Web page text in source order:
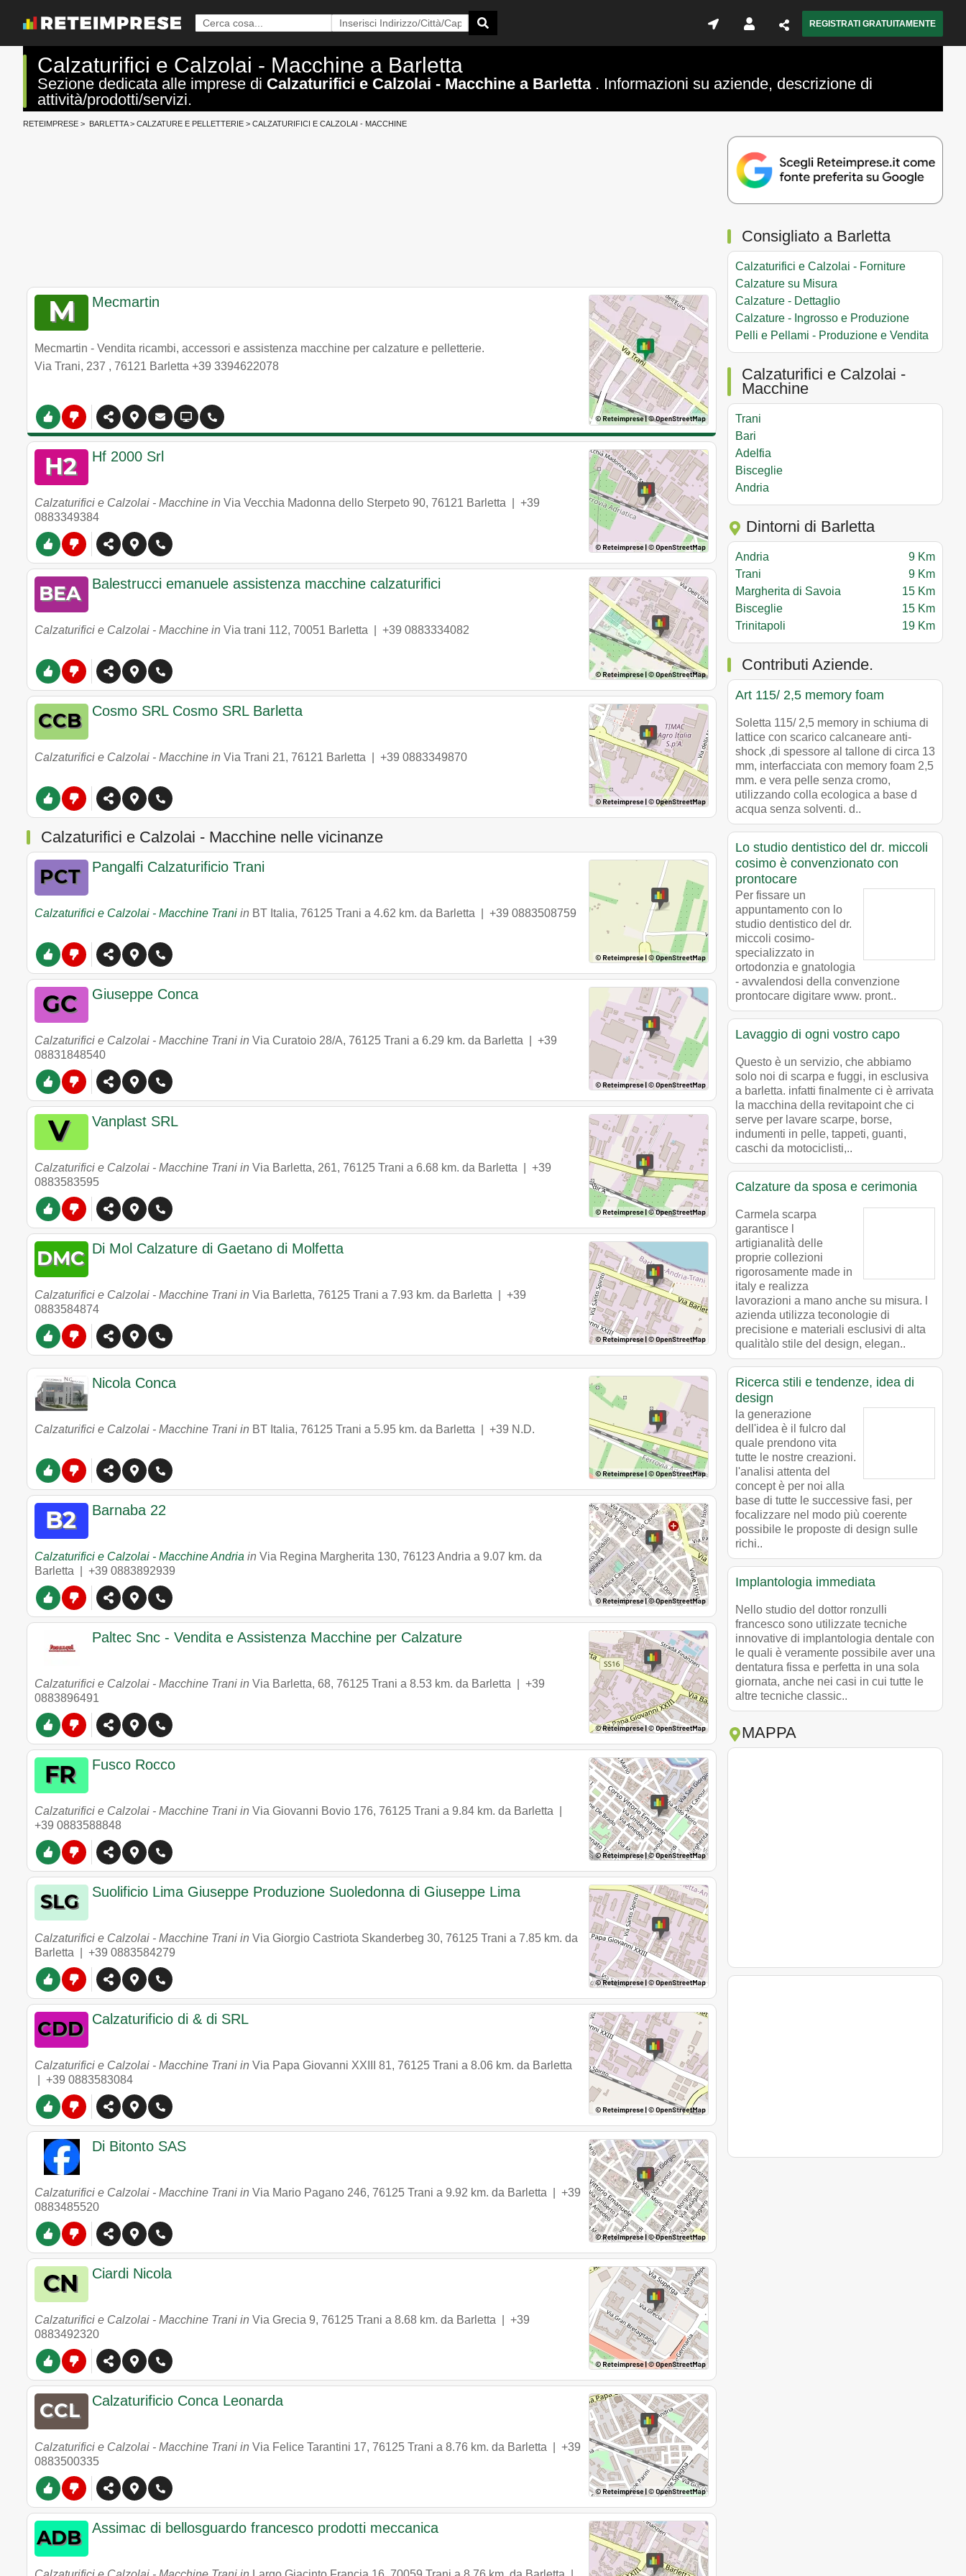
REGISTRATI GRATUITAMENTE
Calzaturifici e Calzolai - Macchine a Barletta
Sezione dedicata alle imprese di Calzaturifici e Calzolai - Macchine a Barletta. Informazioni su aziende, descrizione di
attività/prodotti/servizi.
RETEIMPRESE > BARLETTA> CALZATURE E PELLETTERIE > CALZATURIFICI E CALZOLAI - MACCHINE
Mecmartin
Mecmartin - Vendita ricambi, accessori e assistenza macchine per calzature e pelletterie.
Via Trani, 237 , 76121 Barletta +39 3394622078
Hf 2000 Srl
Calzaturifici e Calzolai - Macchine in Via Vecchia Madonna dello Sterpeto 90, 76121 Barletta
+39
0883349384
Balestrucci emanuele assistenza macchine calzaturifici
Calzaturifici e Calzolai - Macchine in Via trani 112, 70051 Barletta +39 0883334082
Cosmo SRL Cosmo SRL Barletta
Calzaturifici e Calzolai - Macchine in Via Trani 21, 76121 Barletta +39 0883349870
Calzaturifici e Calzolai - Macchine nelle vicinanze
Pangalfi Calzaturificio Trani
Calzaturifici e Calzolai - Macchine Trani in BT Italia, 76125 Trani a 4.62 km. da Barletta | +39 0883508759
Giuseppe Conca
Calzaturifici e Calzolai - Macchine Trani in Via Curatoio 28/A, 76125 Trani a 6.29 km. da Barletta | +39
08831848540
Vanplast SRL
Calzaturifici e Calzolai - Macchine Trani in Via Barletta, 261, 76125 Trani a 6.68 km. da Barletta | +39
0883583595
Di Mol Calzature di Gaetano di Molfetta
Calzaturifici e Calzolai - Macchine Trani in Via Barletta, 76125 Trani a 7.93 km. da Barletta | +39
0883584874
Nicola Conca
Calzaturifici e Calzolai - Macchine Trani in BT Italia, 76125 Trani a 5.95 km. da Barletta | +39 N.D.
Barnaba 22
Calzaturifici e Calzolai - Macchine Andria in Via Regina Margherita 130, 76123Andria a 9.07 km. da
Barletta | +39 0883892939
Paltec Snc - Vendita e Assistenza Macchine per Calzature
Calzaturifici e Calzolai - Macchine Trani in Via Barletta, 68, 76125 Trani a 8.53 km. da Barletta | +39
0883896491
Fusco Rocco
Calzaturifici e Calzolai - Macchine Trani in Via Giovanni Bovio 176, 76125 Trani a 9.84 km. da Barletta |
+39 0883588848
Suolificio Lima Giuseppe Produzione Suoledonna di Giuseppe Lima
Calzaturifici e Calzolai - Macchine Trani in Via Giorgio Castriota Skanderbeg 30, 76125 Trani a 7.85 km. da
Barletta | +39 0883584279
Calzaturificio di & di SRL
Calzaturifici e Calzolai - Macchine Trani in Via Papa Giovanni XXIII 81, 76125 Trani a 8.06 km. da Barletta
+39 0883583084
Di Bitonto SAS
Calzaturifici e Calzolai - Macchine Trani in Via Mario Pagano 246, 76125 Trani a 9.92 km. da Barletta | +39
0883485520
Ciardi Nicola
Calzaturifici e Calzolai - Macchine Trani in Via Grecia 9, 76125 Trani a 8.68 km. da Barletta | +39
0883492320
Calzaturificio Conca Leonarda
Calzaturifici e Calzolai - Macchine Trani in Via Felice Tarantini 17, 76125 Trani a 8.76 km. da Barletta | +39
0883500335
Assimac di bellosguardo francesco prodotti meccanica
Consigliato a Barletta
Calzaturifici e Calzolai - Forniture
Calzature su Misura
Calzature - Dettaglio
Calzature - Ingrosso e Produzione
Pelli e Pellami - Produzione e Vendita
Calzaturifici e Calzolai -
Macchine
Trani
Bari
Adelfia
Bisceglie
Andria
Dintorni di Barletta
Andria
9 Km
Trani
9 Km
Margherita di Savoia
15 Km
Bisceglie
15 Km
Trinitapoli
19 Km
Contributi Aziende.
Art 115/ 2,5 memory foam
Soletta 115/ 2,5 memory in schiuma di
lattice con scarico calcaneare anti-
shock ,di spessore al tallone di circa 13
mm, interfacciata con memory foam 2,5
mm. e vera pelle senza cromo,
utilizzando colla ecologica a base d
acqua senza solventi. d..
Lo studio dentistico del dr. miccoli
cosimo è convenzionato con
prontocare
Per fissare un
appuntamento con lo
studio dentistico del dr.
miccoli cosimo-
specializzato in
ortodonzia e gnatologia
- avvalendosi della convenzione
prontocare digitare www. pront..
Lavaggio di ogni vostro capo
Questo è un servizio, che abbiamo
solo noi di scarpa e fuggi, in esclusiva
a barletta. infatti finalmente ci è arrivata
la macchina della revitapoint che ci
serve per lavare scarpe, borse,
indumenti in pelle, tappeti, guanti,
caschi da motociclisti,..
Calzature da sposa e cerimonia
Carmela scarpa
garantisce l
artigianalità delle
proprie collezioni
rigorosamente made in
italy e realizza
lavorazioni a mano anche su misura. l
azienda utilizza teconologie di
precisione e materiali esclusivi di alta
qualitàlo stile del design, elegan..
Ricerca stili e tendenze, idea di
design
la generazione
dell'idea è il fulcro dal
quale prendono vita
tutte le nostre creazioni.
l'analisi attenta del
concept è per noi alla
base di tutte le successive fasi, per
focalizzare nel modo più coerente
possibile le proposte di design sulle
richi..
Implantologia immediata
Nello studio del dottor ronzulli
francesco sono utilizzate tecniche
innovative di implantologia dentale con
le quali è veramente possibile aver una
dentatura fissa e perfetta in una sola
giornata, anche nei casi in cui tutte le
altre tecniche classic..
MAPPA